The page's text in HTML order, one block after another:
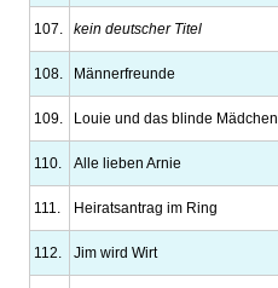
107. kein deutscher Titel
108. Männerfreunde
109. Louie und das blinde Mädchen
110. Alle lieben Arnie
111. Heiratsantrag im Ring
112. Jim wird Wirt